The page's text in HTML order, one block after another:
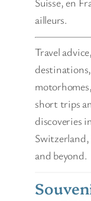
ailleurs.
Travel advice,
destinations,
short trips
discoveries in
Switzerland,
and beyond.